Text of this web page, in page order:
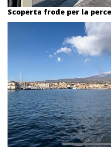
Scoperta frode per la